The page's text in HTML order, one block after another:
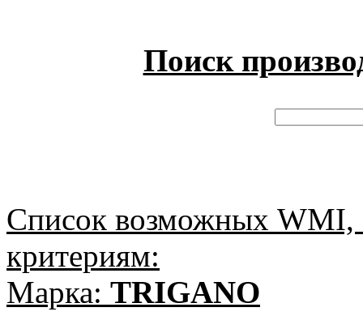
Поиск
Список возможных
критериям:
Марка: TRIGANO